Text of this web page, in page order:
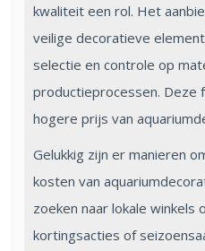
kwaliteit een rol. Het
veilige decoratieve
selectie en controle op
productieprocessen. Deze
hogere prijs van
Gelukkig zijn er manieren
kosten van
zoeken naar lokale winkels
kortingsacties of